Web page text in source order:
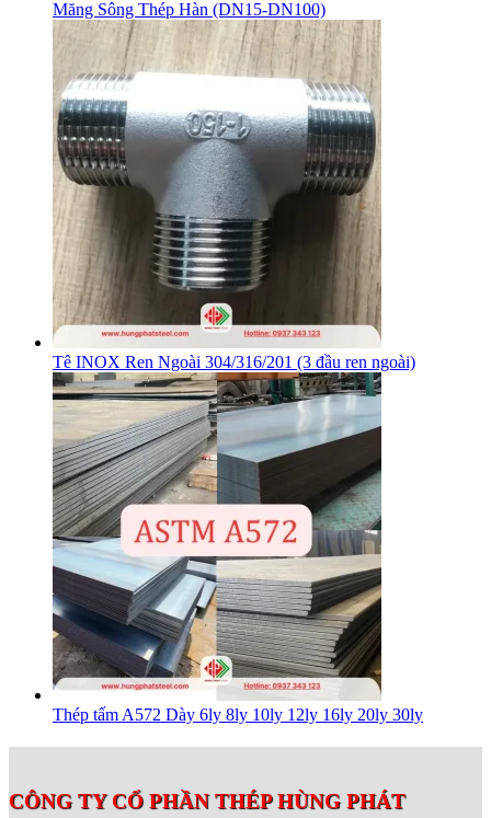
Măng Sông Thép Hàn (DN15-DN100)
Tê INOX Ren Ngoài 304/316/201 (3 đầu ren ngoài)
Thép tấm A572 Dày 6ly 8ly 10ly 12ly 16ly 20ly 30ly
CÔNG TY CỔ PHẦN THÉP HÙNG PHÁT